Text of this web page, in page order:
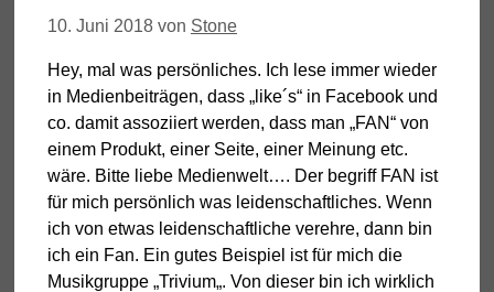
10. Juni 2018 von Stone
Hey, mal was persönliches. Ich lese immer wieder
in Medienbeiträgen, dass „like´s“ in Facebook und
co. damit assoziiert werden, dass man „FAN“ von
einem Produkt, einer Seite, einer Meinung etc.
wäre. Bitte liebe Medienwelt…. Der begriff FAN ist
für mich persönlich was leidenschaftliches. Wenn
ich von etwas leidenschaftliche verehre, dann bin
ich ein Fan. Ein gutes Beispiel ist für mich die
Musikgruppe „Trivium„. Von dieser bin ich wirklich